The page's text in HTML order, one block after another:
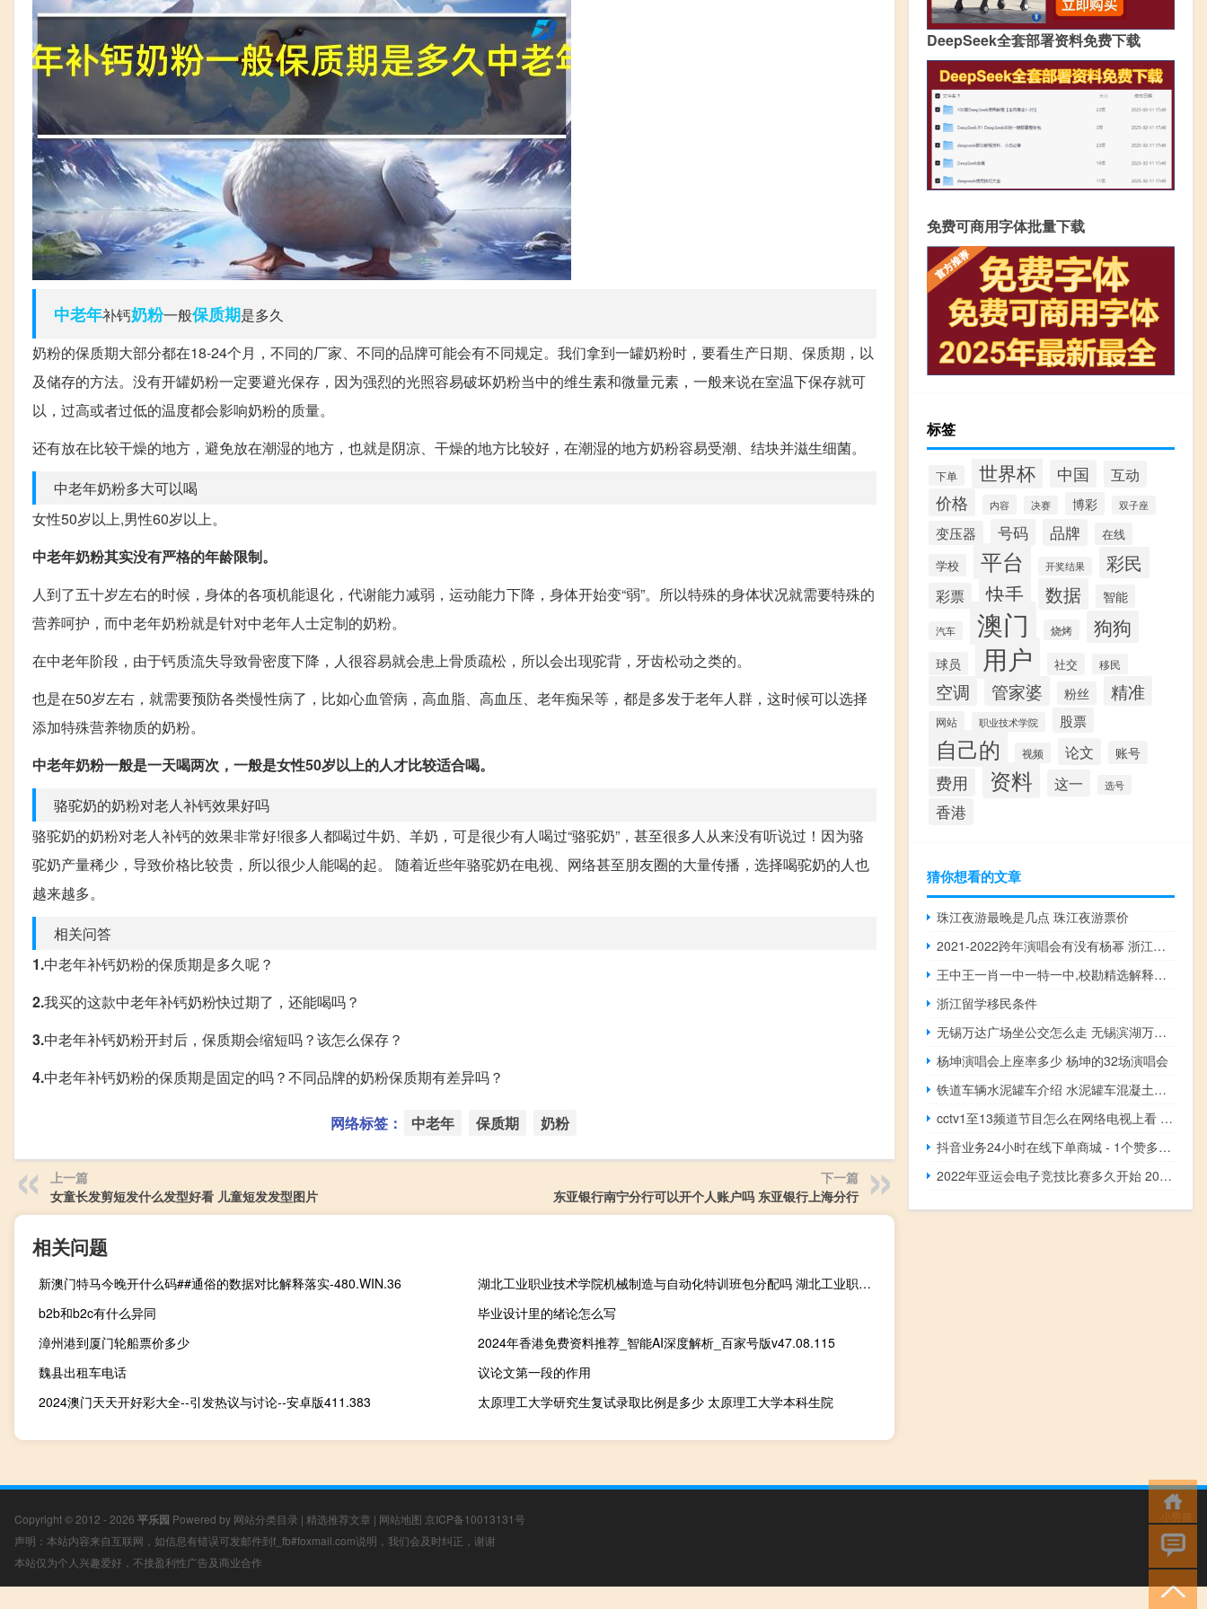
中老年补钙奶粉一般保质期是多久
奶粉的保质期大部分都在18-24个月，不同的厂家、不同的品牌可能会有不同规定。我们拿到一罐奶粉时，要看生产日期、保质期，以
及储存的方法。没有开罐奶粉一定要避光保存，因为强烈的光照容易破坏奶粉当中的维生素和微量元素，一般来说在室温下保存就可
以，过高或者过低的温度都会影响奶粉的质量。
还有放在比较干燥的地方，避免放在潮湿的地方，也就是阴凉、干燥的地方比较好，在潮湿的地方奶粉容易受潮、结块并滋生细菌。
中老年奶粉多大可以喝
女性50岁以上,男性60岁以上。
中老年奶粉其实没有严格的年龄限制。
人到了五十岁左右的时候，身体的各项机能退化，代谢能力减弱，运动能力下降，身体开始变“弱”。所以特殊的身体状况就需要特殊的
营养呵护，而中老年奶粉就是针对中老年人士定制的奶粉。
在中老年阶段，由于钙质流失导致骨密度下降，人很容易就会患上骨质疏松，所以会出现驼背，牙齿松动之类的。
也是在50岁左右，就需要预防各类慢性病了，比如心血管病，高血脂、高血压、老年痴呆等，都是多发于老年人群，这时候可以选择
添加特殊营养物质的奶粉。
中老年奶粉一般是一天喝两次，一般是女性50岁以上的人才比较适合喝。
骆驼奶的奶粉对老人补钙效果好吗
骆驼奶的奶粉对老人补钙的效果非常好!很多人都喝过牛奶、羊奶，可是很少有人喝过“骆驼奶”，甚至很多人从来没有听说过！因为骆
驼奶产量稀少，导致价格比较贵，所以很少人能喝的起。 随着近些年骆驼奶在电视、网络甚至朋友圈的大量传播，选择喝驼奶的人也
越来越多。
相关问答
1.中老年补钙奶粉的保质期是多久呢？
2.我买的这款中老年补钙奶粉快过期了，还能喝吗？
3.中老年补钙奶粉开封后，保质期会缩短吗？该怎么保存？
4.中老年补钙奶粉的保质期是固定的吗？不同品牌的奶粉保质期有差异吗？
网络标签： 中老年 保质期 奶粉
上一篇
女童长发剪短发什么发型好看 儿童短发发型图片
下一篇
东亚银行南宁分行可以开个人账户吗 东亚银行上海分行
相关问题
新澳门特马今晚开什么码##通俗的数据对比解释落实-480.WIN.36
湖北工业职业技术学院机械制造与自动化特训班包分配吗 湖北工业职业技术学院
b2b和b2c有什么异同
毕业设计里的绪论怎么写
漳州港到厦门轮船票价多少
2024年香港免费资料推荐_智能AI深度解析_百家号版v47.08.115
魏县出租车电话
议论文第一段的作用
2024澳门天天开好彩大全--引发热议与讨论--安卓版411.383
太原理工大学研究生复试录取比例是多少 太原理工大学本科生院
DeepSeek全套部署资料免费下载
免费可商用字体批量下载
标签
下单 世界杯 中国 互动
价格 内容 决赛 博彩 双子座
变压器 号码 品牌
在线
学校
平台 开奖结果 彩民
彩票 快手 数据 智能
汽车 澳门 烧烤 狗狗
球员 用户 社交 移民
空调 管家婆 粉丝 精准
网站 职业技术学院 股票
自己的 视频 论文 账号
费用 资料 这一 选号
香港
猜你想看的文章
珠江夜游最晚是几点 珠江夜游票价
2021-2022跨年演唱会有没有杨幂 浙江卫视跨年演唱会2021
王中王一肖一中一特一中,校勘精选解释落实_V版3.89.38
浙江留学移民条件
无锡万达广场坐公交怎么走 无锡滨湖万达广场
杨坤演唱会上座率多少 杨坤的32场演唱会
铁道车辆水泥罐车介绍 水泥罐车混凝土搅拌车
cctv1至13频道节目怎么在网络电视上看 央视新闻联播13频道
抖音业务24小时在线下单商城 - 1个赞多少钱一个
2022年亚运会电子竞技比赛多久开始 2022亚运会取消电竞
Copyright © 2012 - 2026 平乐园 Powered by 网站分类目录 | 精选推荐文章 | 网站地图 京ICP备10013131号
声明：本站内容来自互联网，如信息有错误可发邮件到f_fb#foxmail.com说明，我们会及时纠正，谢谢
本站仅为个人兴趣爱好，不接盈利性广告及商业合作